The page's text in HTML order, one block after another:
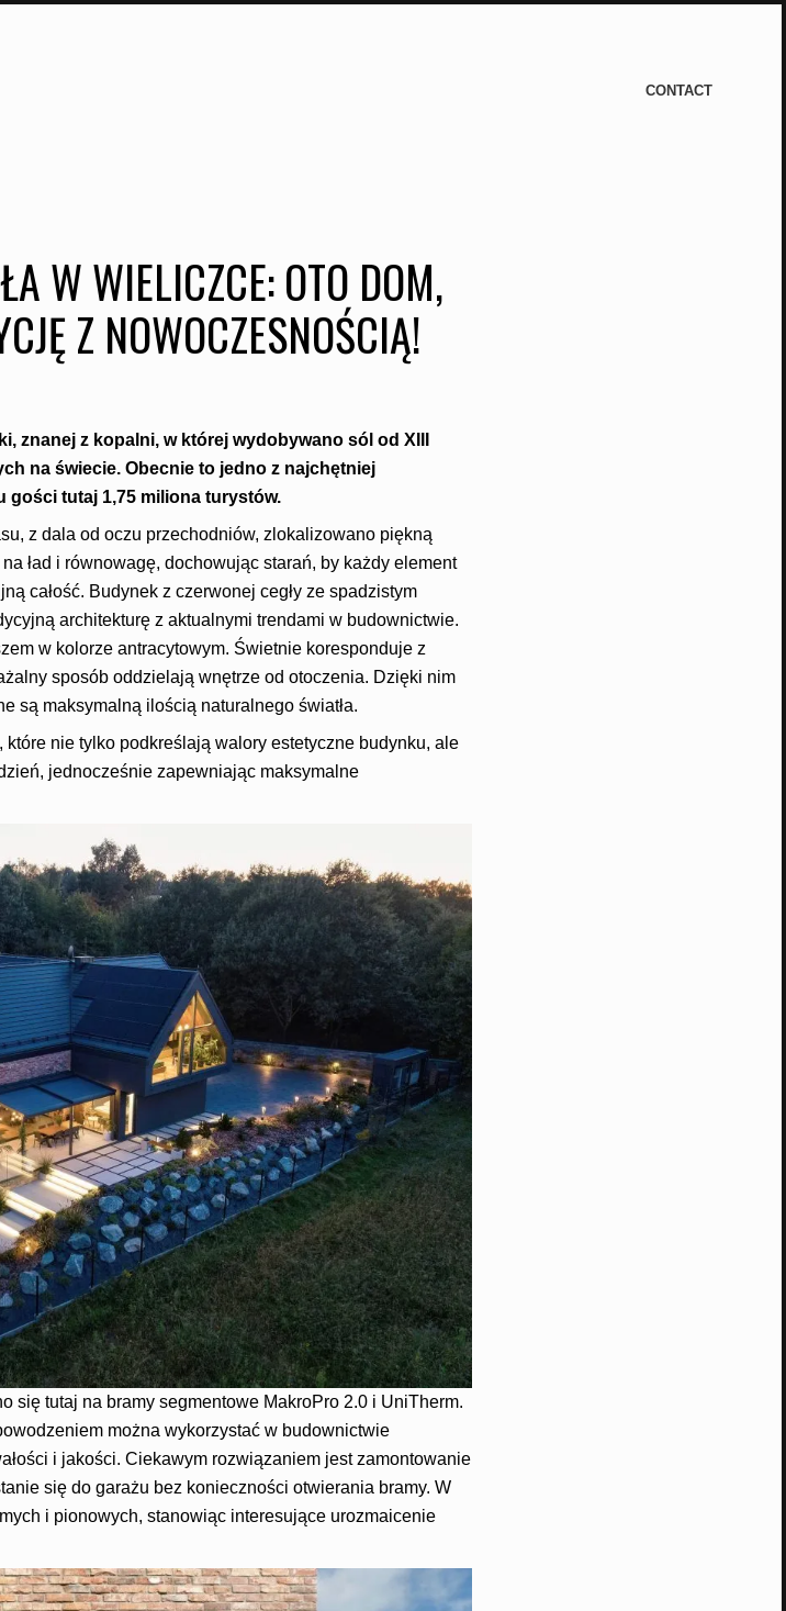
CONTACT
W WIELICZCE: OTO DOM,
Z NOWOCZESNOŚCIĄ!
znanej z kopalni, w której wydobywano sól od XIII
na świecie. Obecnie to jedno z najchętniej
gości tutaj 1,75 miliona turystów.
z dala od oczu przechodniów, zlokalizowano piękną
ład i równowagę, dochowując starań, by każdy element
całość. Budynek z czerwonej cegły ze spadzistym
architekturę z aktualnymi trendami w budownictwie.
w kolorze antracytowym. Świetnie koresponduje z
sposób oddzielają wnętrze od otoczenia. Dzięki nim
są maksymalną ilością naturalnego światła.
nie tylko podkreślają walory estetyczne budynku, ale
jednocześnie zapewniając maksymalne
się tutaj na bramy segmentowe MakroPro 2.0 i UniTherm.
można wykorzystać w budownictwie
i jakości. Ciekawym rozwiązaniem jest zamontowanie
się do garażu bez konieczności otwierania bramy. W
i pionowych, stanowiąc interesujące urozmaicenie